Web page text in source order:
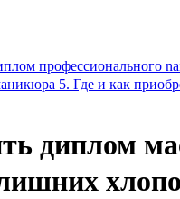
профессионального
5. Где и как
диплом